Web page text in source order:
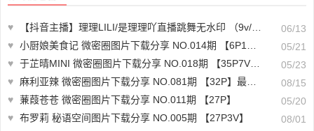
♥ 【抖音主播】理理LILI/是理理吖直播跳舞无水印 （9v/888m）-下载欣赏
06/13
♥ 小厨娘美食记 微密圈图片下载分享 NO.014期 【6P1V】最新至：2023.6.27
05/21
♥ 于芷晴MINI 微密圈图片下载分享 NO.018期 【35P7V】最新至：2024.3.1
05/23
♥
麻利亚辣 微密圈图片下载分享 NO.081期 【32P】最新至：2024.8.14
08/15
♥ 蒹葭苍苍 微密圈图片下载分享 NO.011期 【27P】
05/20
♥ 布罗莉 秘语空间图片下载分享 NO.005期 【27P3V】 08/01